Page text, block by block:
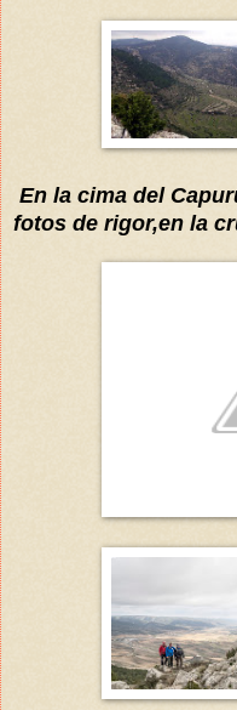
En la cima del
fotos de rigor,en la